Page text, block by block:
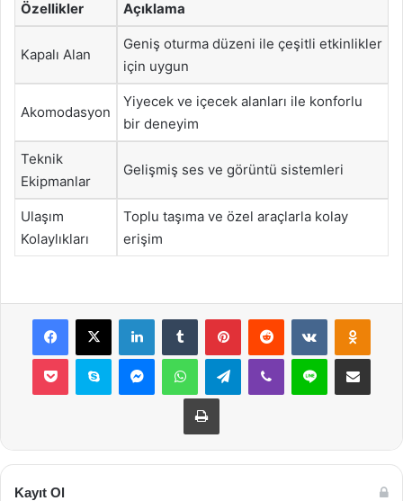
Özellikler Açıklama
Kapalı Alan
Geniş oturma düzeni ile çeşitli etkinlikler
için uygun
Akomodasyon
Yiyecek ve içecek alanları ile konforlu
bir deneyim
Teknik
Ekipmanlar
Gelişmiş ses ve görüntü sistemleri
Ulaşım
Kolaylıkları
Toplu taşıma ve özel araçlarla kolay
erişim
Facebook
X LinkedInTumblr PinterestReddit VKontakte
Pocket Skype MessengerWhatsAppTelegramViber Line E-Posta ile
Yazdır
Kayıt Ol